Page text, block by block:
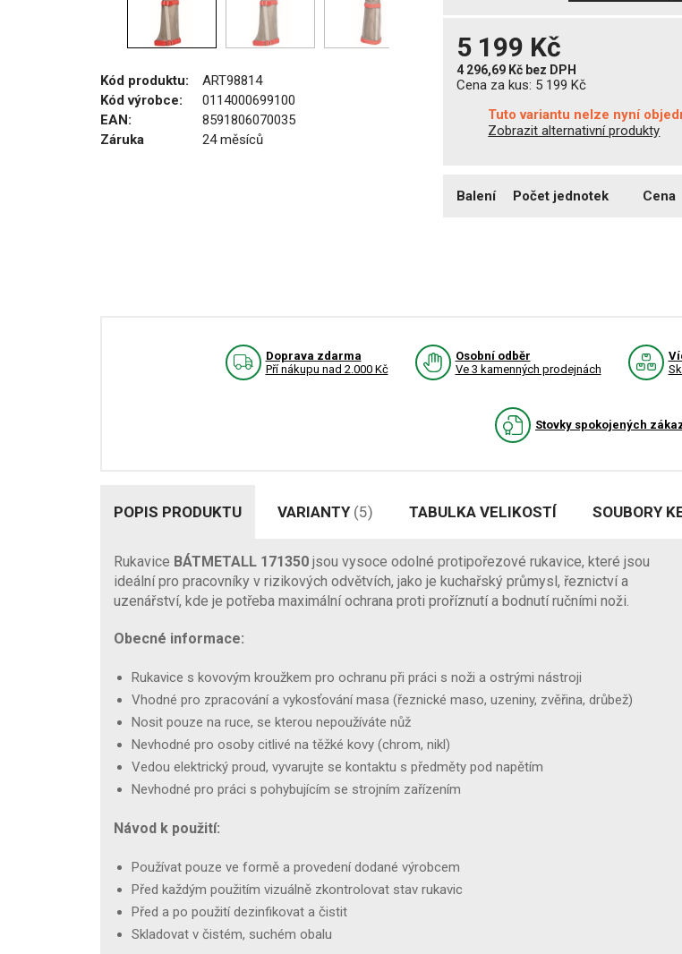
Kód produktu:
ART98814
Kód výrobce:
0114000699100
EAN:
8591806070035
Záruka
24 měsíců
5 199 Kč
4 296,69 Kč bez DPH
Cena za kus: 5 199 Kč
Tuto variantu nelze nyní
Zobrazit alternativní produkty
Balení Počet jednotek Cena
Doprava zdarma
Pří nákupu nad 2.000 Kč
Osobní odběr
Ve 3 kamenných prodejnách
Stovky spokojených
POPIS PRODUKTU VARIANTY (5) TABULKA VELIKOSTÍ SOUBORY
Rukavice BÁTMETALL 171350 jsou vysoce odolné protipořezové rukavice, které jsou
ideální pro pracovníky v rizikových odvětvích, jako je kuchařský průmysl, řeznictví a
uzenářství, kde je potřeba maximální ochrana proti proříznutí a bodnutí ručními noži.
Obecné informace:
Rukavice s kovovým kroužkem pro ochranu při práci s noži a ostrými nástroji
Vhodné pro zpracování a vykosťování masa (řeznické maso, uzeniny, zvěřina, drůbež)
Nosit pouze na ruce, se kterou nepoužíváte nůž
Nevhodné pro osoby citlivé na těžké kovy (chrom, nikl)
Vedou elektrický proud, vyvarujte se kontaktu s předměty pod napětím
Nevhodné pro práci s pohybujícím se strojním zařízením
Návod k použití:
Používat pouze ve formě a provedení dodané výrobcem
Před každým použitím vizuálně zkontrolovat stav rukavic
Před a po použití dezinfikovat a čistit
Skladovat v čistém, suchém obalu